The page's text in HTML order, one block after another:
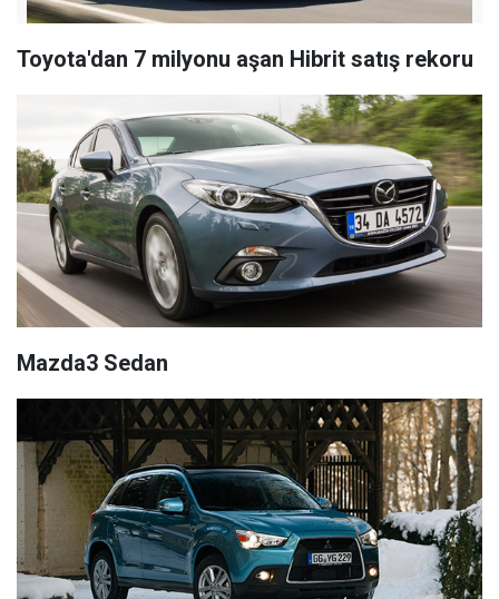
Toyota'dan 7 milyonu aşan Hibrit satış rekoru
Mazda3 Sedan